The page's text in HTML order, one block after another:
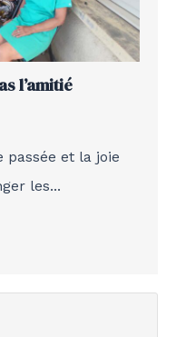
l’amitié
passée et la joie
les...